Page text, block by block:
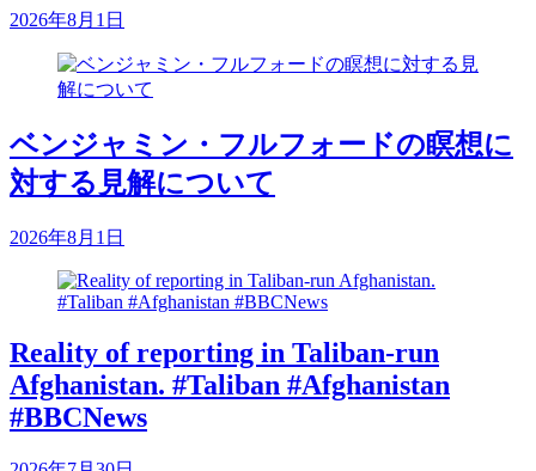
2026年8月1日
ベンジャミン・フルフォードの瞑想に
対する見解について
2026年8月1日
Reality of reporting in Taliban-run
Afghanistan. #Taliban #Afghanistan
#BBCNews